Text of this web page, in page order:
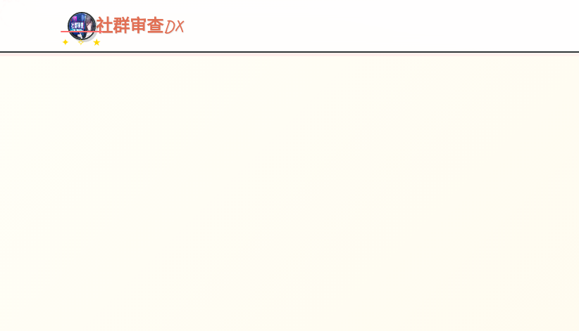
✦ ✧ ★
社群审查DX